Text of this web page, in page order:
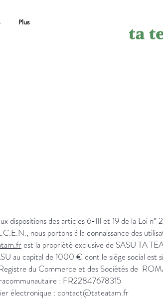
Plus
dispositions des articles 6-III et 19 de la Loi
nous portons à la connaissance des
est la propriété exclusive de SASU TA
au capital de 1000 € dont le siège social
du Commerce et des Sociétés de
: FR22847678315
électronique : contact@tateatam.fr